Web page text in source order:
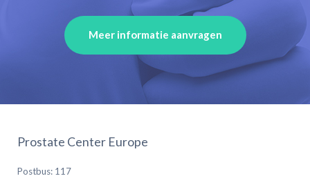
Meer informatie aanvragen
Prostate Center Europe
Postbus: 117